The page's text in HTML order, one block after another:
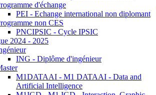
d'échange
PEI - Echange international non diplomant
non CES
PNCIPSIC - Cycle IPSIC
2024 - 2025
ING - Diplôme d'ingénieur
M1DATAAI - M1 DATAAI - Data and
Artificial Intelligence